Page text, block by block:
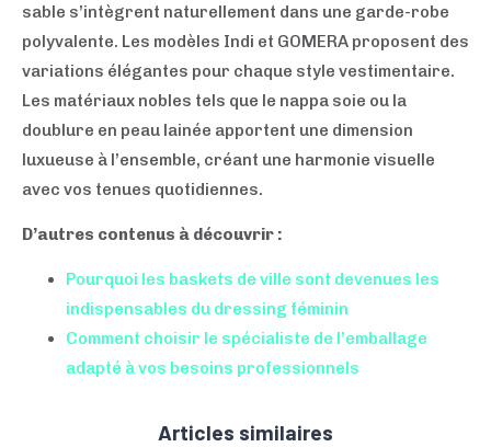
Articles similaires
sable s’intègrent naturellement dans une garde-robe
polyvalente. Les modèles Indi et GOMERA proposent des
variations élégantes pour chaque style vestimentaire.
Les matériaux nobles tels que le nappa soie ou la
doublure en peau lainée apportent une dimension
luxueuse à l’ensemble, créant une harmonie visuelle
avec vos tenues quotidiennes.
D’autres contenus à découvrir :
Pourquoi les baskets de ville sont devenues les
indispensables du dressing féminin
Comment choisir le spécialiste de l’emballage
adapté à vos besoins professionnels